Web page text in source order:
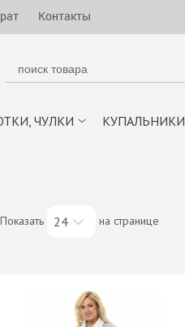
Контакты
ЧУЛКИ КУПАЛЬНИКИ
Показать 24 на странице